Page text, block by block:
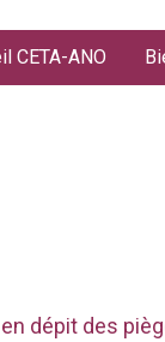
CETA-ANO
dépit des